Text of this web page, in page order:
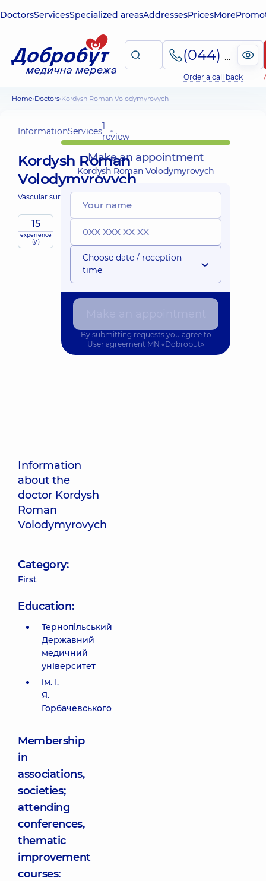
DoctorsServicesSpecialized areasAddressesPricesMore
(044) 495-2-888
Order a call back
Home Doctors Kordysh Roman Volodymyrovych
InformationServices1
review
Kordysh Roman
Volodymyrovych
Vascular surgeon;
15
experience
(y.)
Information
about the
doctor Kordysh
Roman
Volodymyrovych
Category:
First
Education:
Тернопільський
Державний
медичний
університет
ім. І.
Я.
Горбачевського
Membership
in
associations,
societies;
attending
conferences,
thematic
improvement
courses:
Make an appointment
Kordysh Roman Volodymyrovych
Choose date / reception
time
By submitting requests you agree to
User agreement MN «Dobrobut»